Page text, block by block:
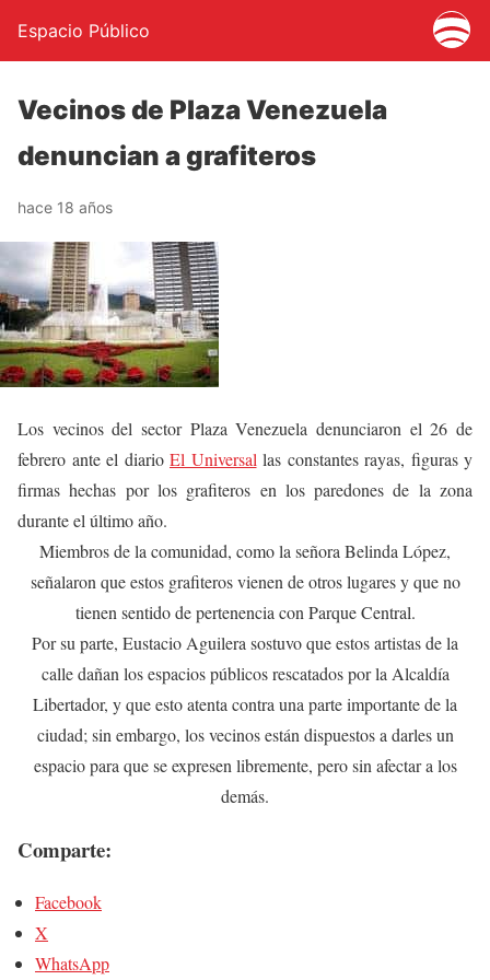
Espacio Público
Vecinos de Plaza Venezuela
denuncian a grafiteros
hace 18 años
Los vecinos del sector Plaza Venezuela denunciaron el 26 de
febrero ante el diario El Universal las constantes rayas, figuras y
firmas hechas por los grafiteros en los paredones de la zona
durante el último año.
Miembros de la comunidad, como la señora Belinda López,
señalaron que estos grafiteros vienen de otros lugares y que no
tienen sentido de pertenencia con Parque Central.
Por su parte, Eustacio Aguilera sostuvo que estos artistas de la
calle dañan los espacios públicos rescatados por la Alcaldía
Libertador, y que esto atenta contra una parte importante de la
ciudad; sin embargo, los vecinos están dispuestos a darles un
espacio para que se expresen libremente, pero sin afectar a los
demás.
Comparte:
Facebook
X
WhatsApp